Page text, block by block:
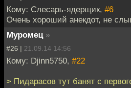
Кому: Слесарь-ядерщик, #6
Очень хороший анекдот, не
Муромец »
#26 | 21.09.14 14:56
Кому: Djinn5750, #22
> Пидарасов тут банят с